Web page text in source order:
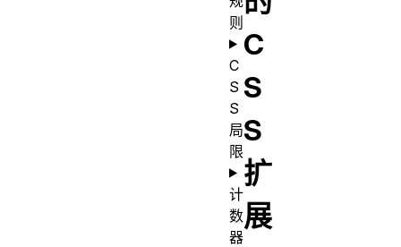
C
S
S
扩
展
则
C
S
S
局
限
计
数
器